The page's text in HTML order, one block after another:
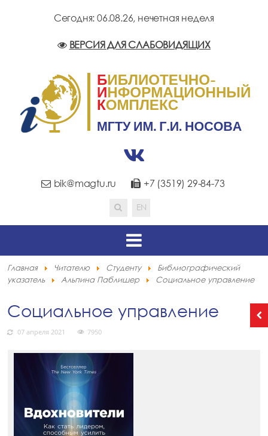
Сегодня: 06.08.26, нечетная неделя
ВЕРСИЯ ДЛЯ СЛАБОВИДЯЩИХ
bik@magtu.ru +7 (3519) 29-84-73
Главная Читателю Студенту
Библиографический
указатель
Альпина Паблишер Социальное управление
Социальное управление
07 апреля 2021 7950